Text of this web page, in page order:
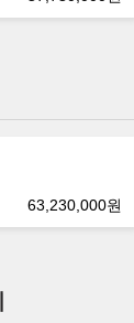
63,230,000원